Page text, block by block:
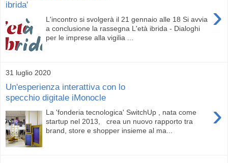
ibrida'
›
L'incontro si svolgerà il 21 gennaio alle 18 Si avvia
a conclusione la rassegna L'età ibrida - Dialoghi
per le imprese alla vigilia ...
31 luglio 2020
Un'esperienza interattiva con lo
specchio digitale iMonocle
›
La 'fonderia tecnologica' SwitchUp , nata come
startup nel 2013, crea un nuovo rapporto tra
brand, store e shopper insieme al ma...